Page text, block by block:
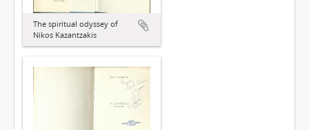
The spiritual odyssey of
Nikos Kazantzakis